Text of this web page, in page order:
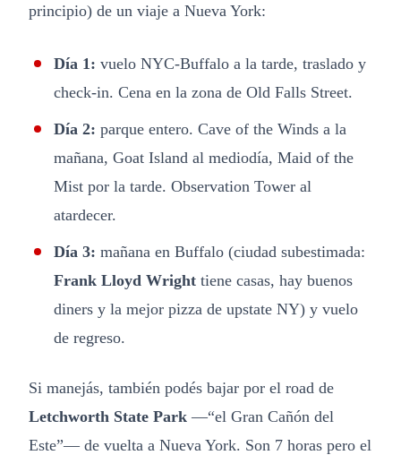
principio) de un viaje a Nueva York:
Día 1: vuelo NYC-Buffalo a la tarde, traslado y
check-in. Cena en la zona de Old Falls Street.
Día 2: parque entero. Cave of the Winds a la
mañana, Goat Island al mediodía, Maid of the
Mist por la tarde. Observation Tower al
atardecer.
Día 3: mañana en Buffalo (ciudad subestimada:
Frank Lloyd Wright tiene casas, hay buenos
diners y la mejor pizza de upstate NY) y vuelo
de regreso.
Si manejás, también podés bajar por el road de
Letchworth State Park —“el Gran Cañón del
Este”— de vuelta a Nueva York. Son 7 horas pero el